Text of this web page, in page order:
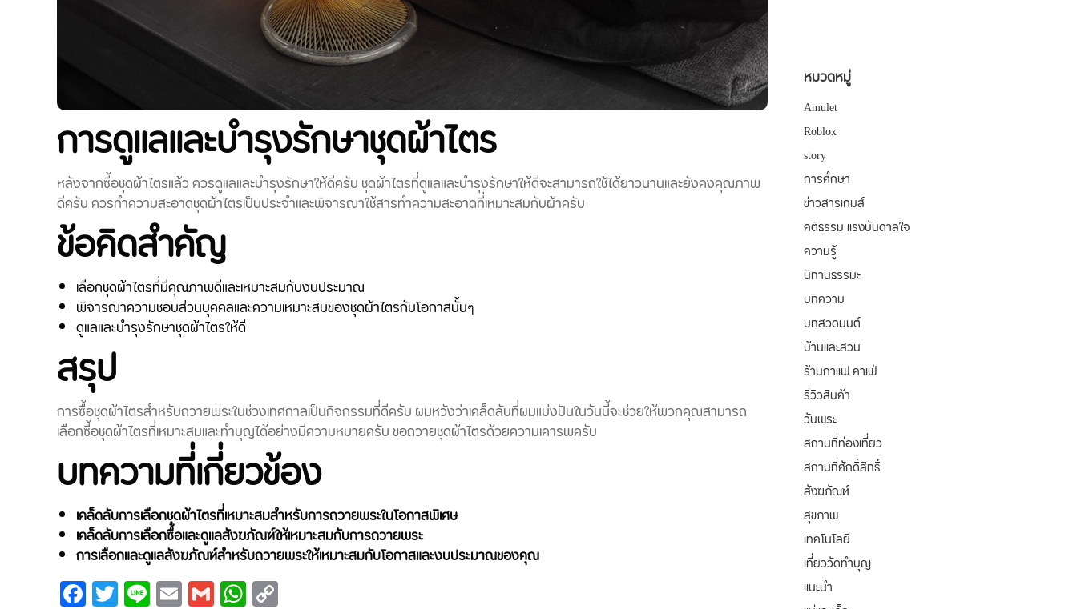
การดูแลและบำรุงรักษาชุดผ้าไตร
หลังจากซื้อชุดผ้าไตรแล้ว ควรดูแลและบำรุงรักษาให้ดีครับ ชุดผ้าไตรที่ดูแลและบำรุงรักษาให้ดีจะสามารถใช้ได้ยาวนานและยังคงคุณภาพ
ดีครับ ควรทำความสะอาดชุดผ้าไตรเป็นประจำและพิจารณาใช้สารทำความสะอาดที่เหมาะสมกับผ้าครับ
ข้อคิดสำคัญ
เลือกชุดผ้าไตรที่มีคุณภาพดีและเหมาะสมกับงบประมาณ
พิจารณาความชอบส่วนบุคคลและความเหมาะสมของชุดผ้าไตรกับโอกาสนั้นๆ
ดูแลและบำรุงรักษาชุดผ้าไตรให้ดี
สรุป
การซื้อชุดผ้าไตรสำหรับถวายพระในช่วงเทศกาลเป็นกิจกรรมที่ดีครับ ผมหวังว่าเคล็ดลับที่ผมแบ่งปันในวันนี้จะช่วยให้พวกคุณสามารถ
เลือกซื้อชุดผ้าไตรที่เหมาะสมและทำบุญได้อย่างมีความหมายครับ ขอถวายชุดผ้าไตรด้วยความเคารพครับ
บทความที่เกี่ยวข้อง
เคล็ดลับการเลือกชุดผ้าไตรที่เหมาะสมสำหรับการถวายพระในโอกาสพิเศษ
เคล็ดลับการเลือกซื้อและดูแลสังฆภัณฑ์ให้เหมาะสมกับการถวายพระ
การเลือกและดูแลสังฆภัณฑ์สำหรับถวายพระให้เหมาะสมกับโอกาสและงบประมาณของคุณ
Facebook
Twitter
LineEmailGmailWhatsApp
หมวดหมู่
Amulet
Roblox
story
การศึกษา
ข่าวสารเกมส์
คติธรรม แรงบันดาลใจ
ความรู้
นิทานธรรมะ
บทความ
บทสวดมนต์
บ้านและสวน
ร้านกาแฟ คาเฟ่
รีวิวสินค้า
วันพระ
สถานที่ท่องเที่ยว
สถานที่ศักดิ์สิทธิ์
สังฆภัณฑ์
สุขภาพ
เทคโนโลยี
เที่ยววัดทำบุญ
แนะนำ